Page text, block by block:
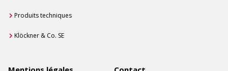
Produits techniques
Klöckner & Co. SE